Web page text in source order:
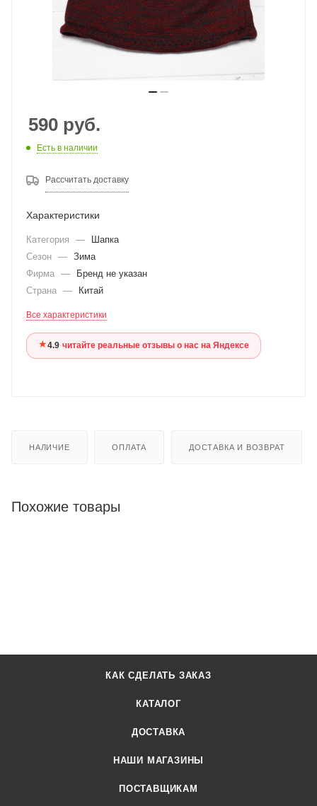
590 руб.
Есть в наличии
Рассчитать доставку
Характеристики
Категория —
Шапка
Сезон — Зима
Фирма —
Бренд не указан
Страна — Китай
Все характеристики
★4.9·читайте реальные отзывы о нас на Яндексе
НАЛИЧИЕ ОПЛАТА ДОСТАВКА И ВОЗВРАТ
Похожие товары
КАК СДЕЛАТЬ ЗАКАЗ
КАТАЛОГ
ДОСТАВКА
НАШИ МАГАЗИНЫ
ПОСТАВЩИКАМ